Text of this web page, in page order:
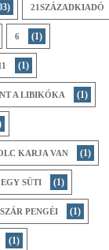
21SZÁZADKIADÓ
6 (1)
(1)
A LIBIKÓKA (1)
KARJA VAN (1)
SÜTI (1)
PENGÉI (1)
(1)